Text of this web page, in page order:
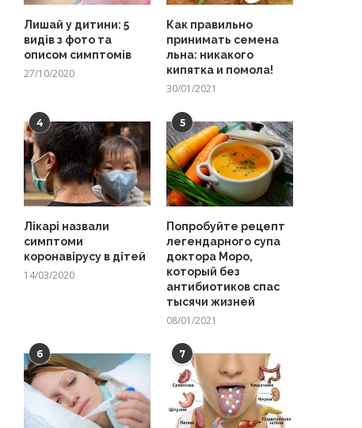
Лишай у дитини: 5
видів з фото та
описом симптомів
27/10/2020
Как правильно
принимать семена
льна: никакого
кипятка и помола!
30/01/2021
4
Лікарі назвали
симптоми
коронавірусу в дітей
14/03/2020
5
Попробуйте рецепт
легендарного супа
доктора Моро,
который без
антибиотиков спас
тысячи жизней
08/01/2021
6 7